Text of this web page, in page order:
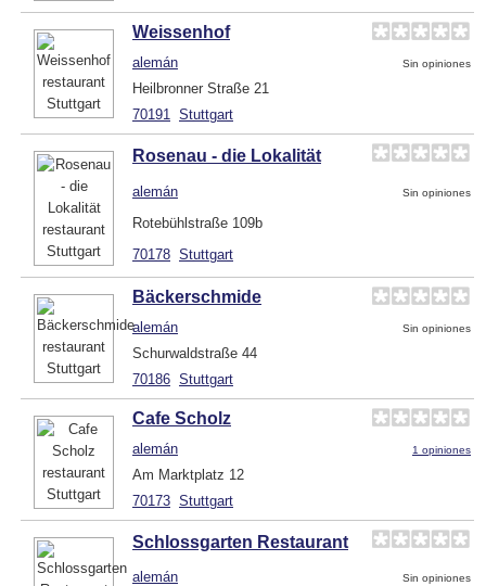
Weissenhof
alemán Sin opiniones
Heilbronner Straße 21
70191
Stuttgart
Rosenau - die Lokalität
alemán Sin opiniones
Rotebühlstraße 109b
70178 Stuttgart
Bäckerschmide
alemán Sin opiniones
Schurwaldstraße 44
70186 Stuttgart
Cafe Scholz
alemán 1 opiniones
Am Marktplatz 12
70173 Stuttgart
Schlossgarten Restaurant
alemán Sin opiniones